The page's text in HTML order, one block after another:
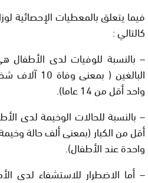
فيما يتعلق بالمعطيات الإحصائية
كالتالي :
البالغين (
واحد أقل من 14 عاما).
أقل من الكبار (بمعنى ألف حالة وخيمة
واحدة عند الأطفال).